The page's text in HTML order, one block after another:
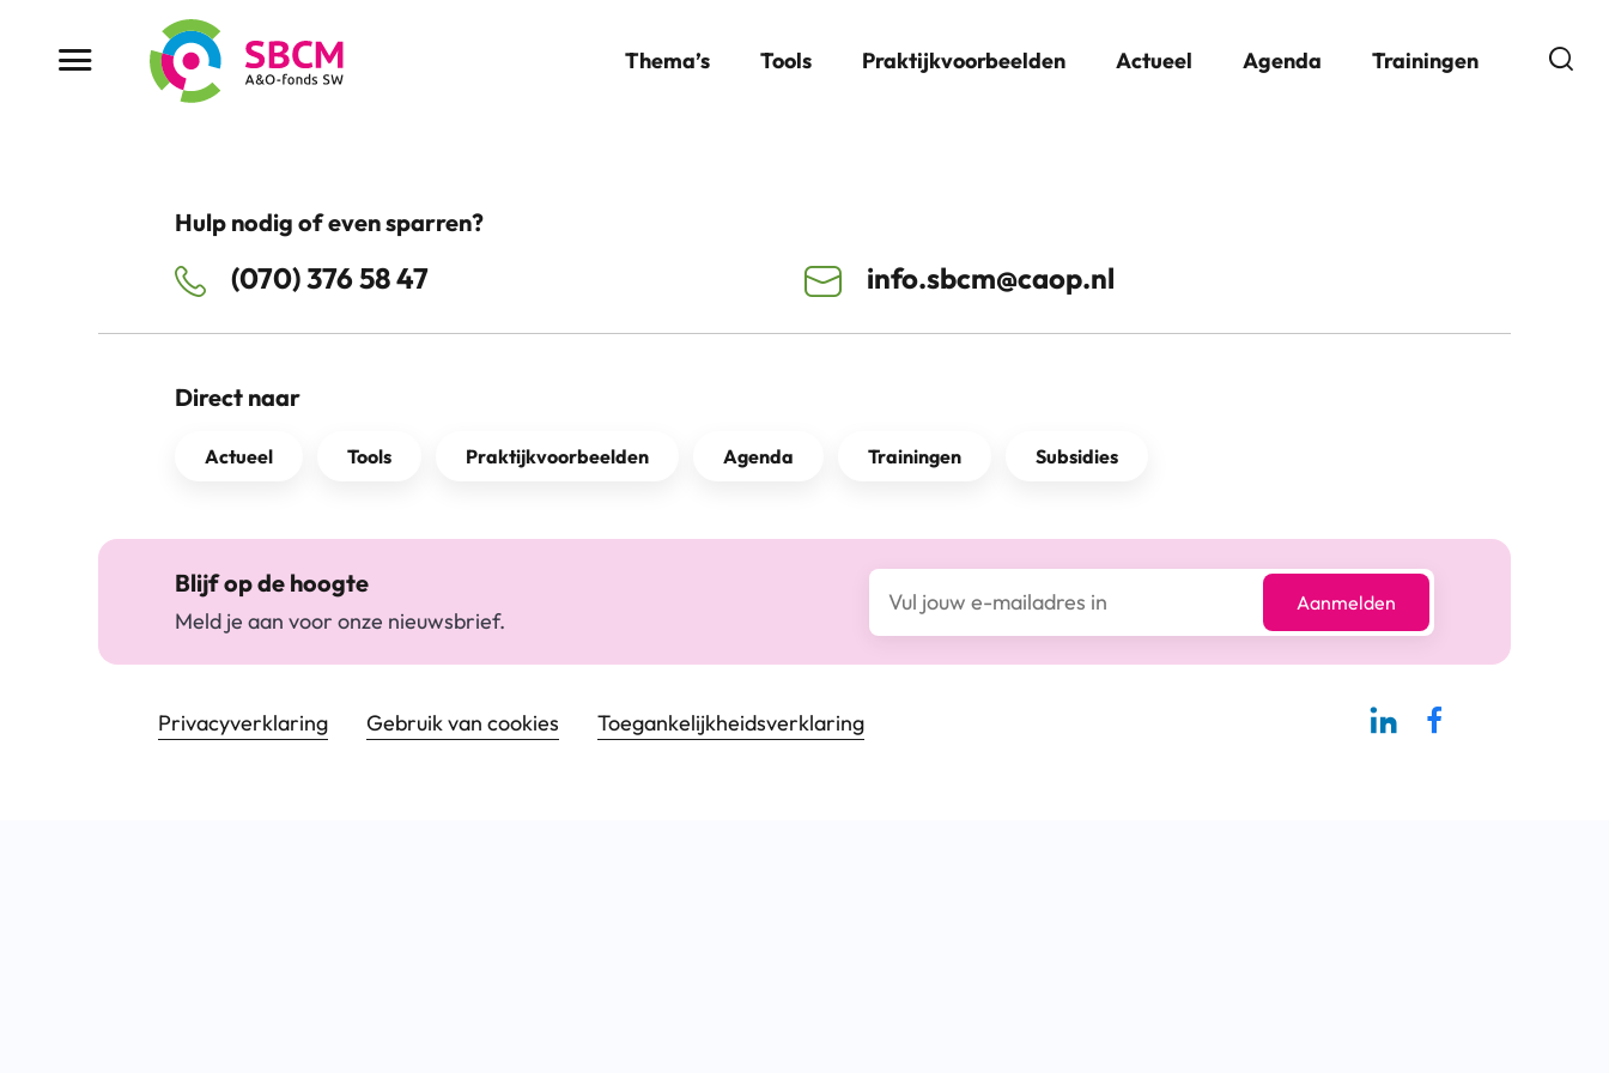
Menu button Thema’s Tools Praktijkvoorbeelden Actueel Agenda Trainingen
Hulp nodig of even sparren?
(070) 376 58 47 info.sbcm@caop.nl
Direct naar
Actueel Tools Praktijkvoorbeelden Agenda Trainingen Subsidies
Blijf op de hoogte
Meld je aan voor onze nieuwsbrief.
E-mailadres*
Aanmelden
Footer navigatie
Privacyverklaring Gebruik van cookies Toegankelijkheids­verklaring
Linkedin-pagina SBCM
Facebook SBCM